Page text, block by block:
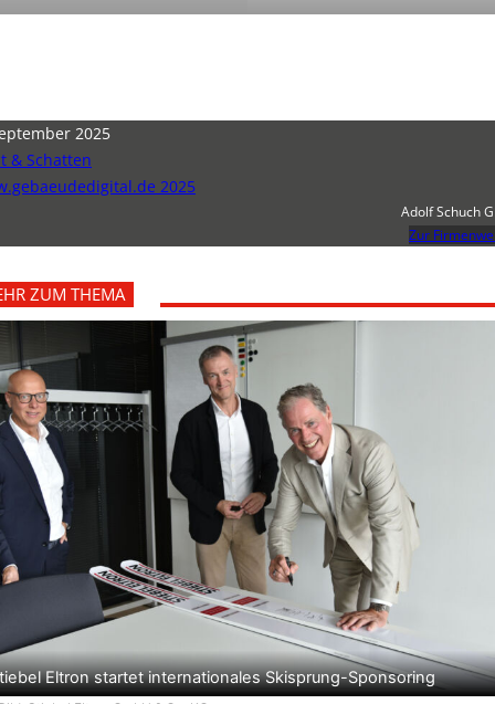
2025
& Schatten
2025
Adolf Schuch
Zur
ZUM THEMA
Eltron startet internationales Skisprung-Sponsoring